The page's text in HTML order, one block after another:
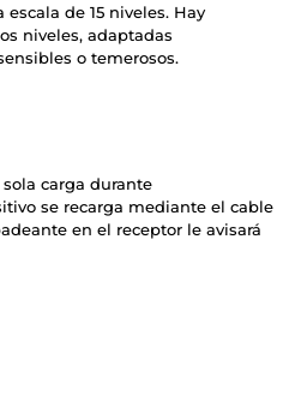
de 15 niveles. Hay
niveles, adaptadas
o temerosos.
carga durante
se recarga mediante el cable
en el receptor le avisará